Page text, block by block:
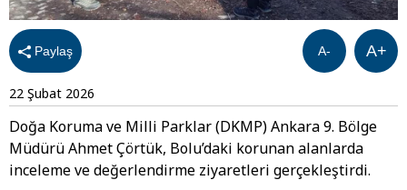
Paylaş A+
A-
22 Şubat 2026
Doğa Koruma ve Milli Parklar (DKMP) Ankara 9. Bölge
Müdürü Ahmet Çörtük, Bolu’daki korunan alanlarda
inceleme ve değerlendirme ziyaretleri gerçekleştirdi.